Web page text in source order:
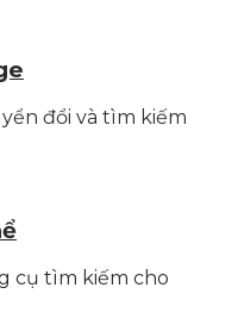
đổi và tìm kiếm
cụ tìm kiếm cho